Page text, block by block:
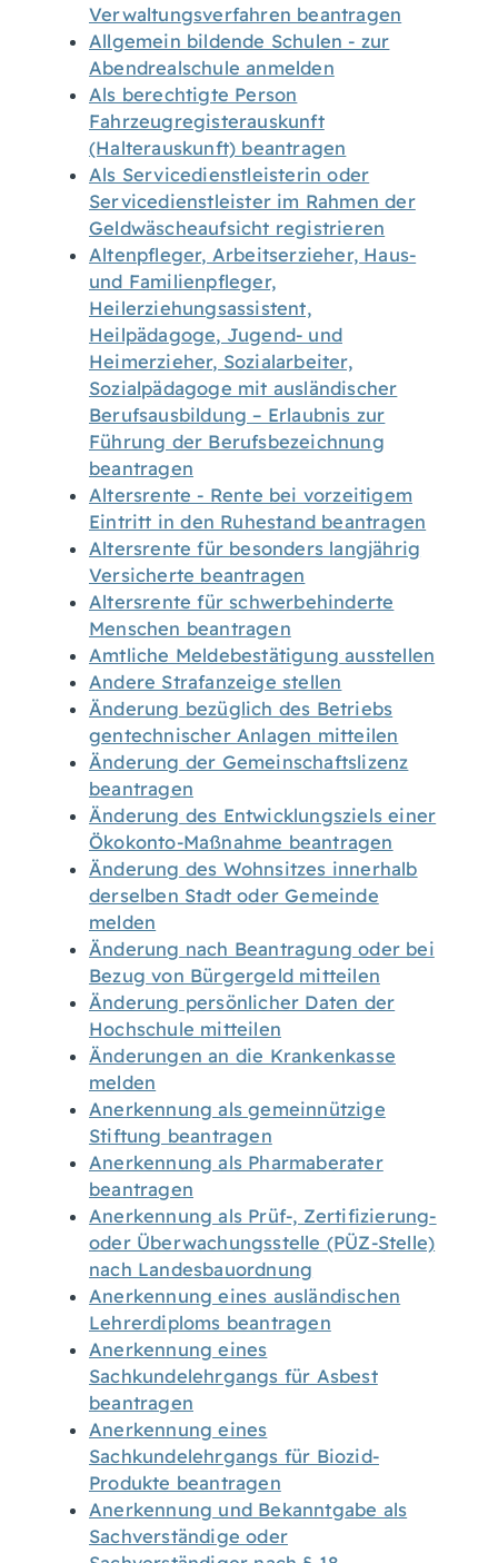
Verwaltungsverfahren beantragen
Allgemein bildende Schulen - zur
Abendrealschule anmelden
Als berechtigte Person
Fahrzeugregisterauskunft
(Halterauskunft) beantragen
Als Servicedienstleisterin oder
Servicedienstleister im Rahmen der
Geldwäscheaufsicht registrieren
Altenpfleger, Arbeitserzieher, Haus-
und Familienpfleger,
Heilerziehungsassistent,
Heilpädagoge, Jugend- und
Heimerzieher, Sozialarbeiter,
Sozialpädagoge mit ausländischer
Berufsausbildung – Erlaubnis zur
Führung der Berufsbezeichnung
beantragen
Altersrente - Rente bei vorzeitigem
Eintritt in den Ruhestand beantragen
Altersrente für besonders langjährig
Versicherte beantragen
Altersrente für schwerbehinderte
Menschen beantragen
Amtliche Meldebestätigung ausstellen
Andere Strafanzeige stellen
Änderung bezüglich des Betriebs
gentechnischer Anlagen mitteilen
Änderung der Gemeinschaftslizenz
beantragen
Änderung des Entwicklungsziels einer
Ökokonto-Maßnahme beantragen
Änderung des Wohnsitzes innerhalb
derselben Stadt oder Gemeinde
melden
Änderung nach Beantragung oder bei
Bezug von Bürgergeld mitteilen
Änderung persönlicher Daten der
Hochschule mitteilen
Änderungen an die Krankenkasse
melden
Anerkennung als gemeinnützige
Stiftung beantragen
Anerkennung als Pharmaberater
beantragen
Anerkennung als Prüf-, Zertifizierung-
oder Überwachungsstelle (PÜZ-Stelle)
nach Landesbauordnung
Anerkennung eines ausländischen
Lehrerdiploms beantragen
Anerkennung eines
Sachkundelehrgangs für Asbest
beantragen
Anerkennung eines
Sachkundelehrgangs für Biozid-
Produkte beantragen
Anerkennung und Bekanntgabe als
Sachverständige oder